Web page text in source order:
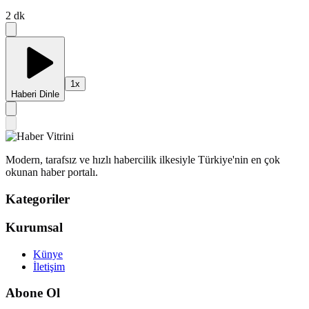
2 dk
Haberi Dinle
1x
Modern, tarafsız ve hızlı habercilik ilkesiyle Türkiye'nin en çok
okunan haber portalı.
Kategoriler
Kurumsal
Künye
İletişim
Abone Ol